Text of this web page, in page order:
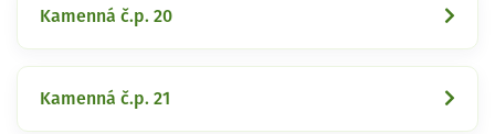
Kamenná č.p. 20
Kamenná č.p. 21